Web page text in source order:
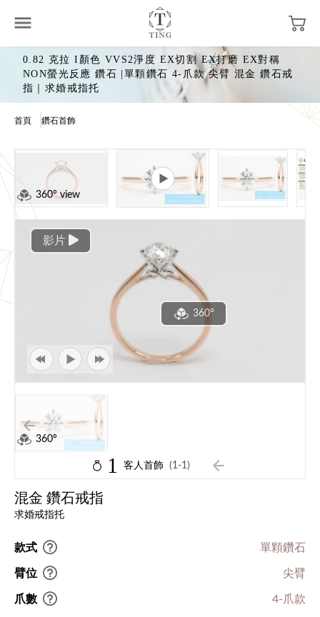
0.82 克拉 I顏色 VVS2淨度 EX切割 EX打磨 EX對稱
NON螢光反應 鑽石 |單顆鑽石 4-爪款 尖臂 混金 鑽石戒
指｜求婚戒指托
首頁 鑽石首飾
360° view
影片
360°
360°
1 客人首飾 (1-1)
混金 鑽石戒指
求婚戒指托
款式 單顆鑽石
臂位 尖臂
爪數 4-爪款